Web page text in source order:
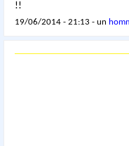
!!
19/06/2014 - 21:13 - un